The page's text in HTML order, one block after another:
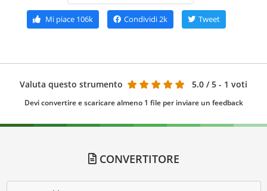
Mi piace 106k Condividi2k Tweet
Valuta questo strumento 5.0 / 5 - 1 voti
Devi convertire e scaricare almeno 1 file per inviare un feedback
CONVERTITORE